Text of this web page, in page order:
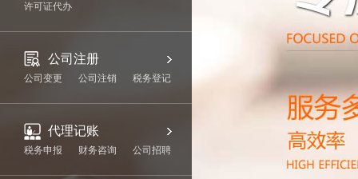
许可证代办
公司注册
公司变更 公司注销 税务登记
代理记账
税务申报 财务咨询 公司招聘